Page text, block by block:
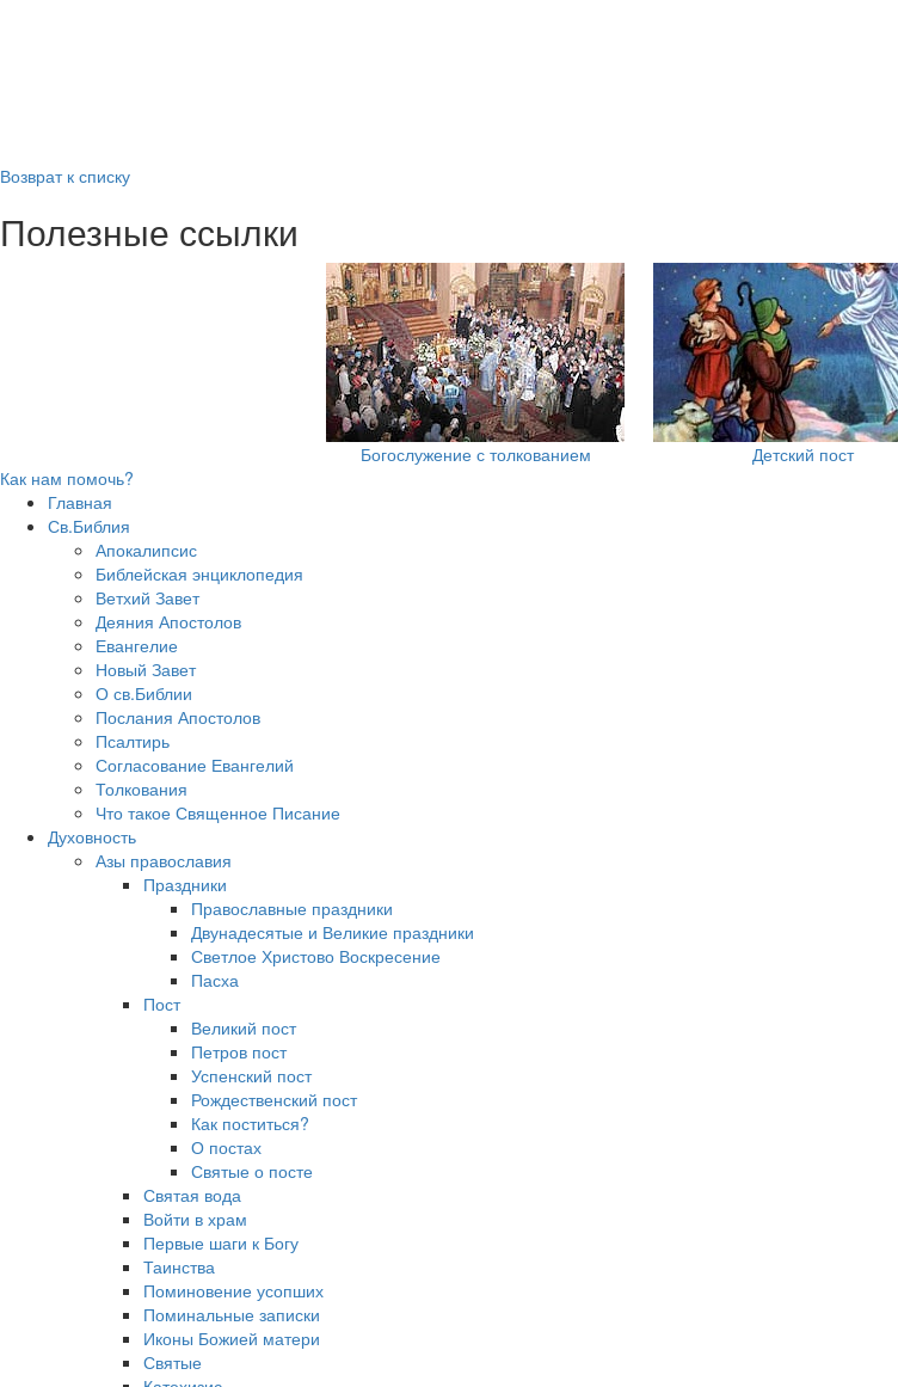
Возврат к списку
Полезные ссылки
Богослужение с толкованием Детский пост
Как нам помочь?
Главная
Св.Библия
Апокалипсис
Библейская энциклопедия
Ветхий Завет
Деяния Апостолов
Евангелие
Новый Завет
О св.Библии
Послания Апостолов
Псалтирь
Согласование Евангелий
Толкования
Что такое Священное Писание
Духовность
Азы православия
Праздники
Православные праздники
Двунадесятые и Великие праздники
Светлое Христово Воскресение
Пасха
Пост
Великий пост
Петров пост
Успенский пост
Рождественский пост
Как поститься?
О постах
Святые о посте
Святая вода
Войти в храм
Первые шаги к Богу
Таинства
Поминовение усопших
Поминальные записки
Иконы Божией матери
Святые